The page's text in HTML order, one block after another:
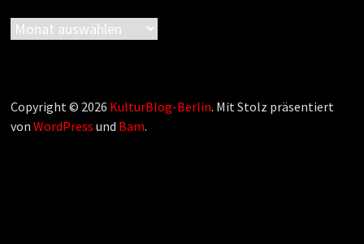
Archiv
Copyright © 2026 KulturBlog-Berlin. Mit Stolz präsentiert
von WordPress und Bam.